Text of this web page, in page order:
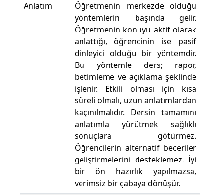
Anlatım
Öğretmenin merkezde olduğu
yöntemlerin başında gelir.
Öğretmenin konuyu aktif olarak
anlattığı, öğrencinin ise pasif
dinleyici olduğu bir yöntemdir.
Bu yöntemle ders; rapor,
betimleme ve açıklama şeklinde
işlenir. Etkili olması için kısa
süreli olmalı, uzun anlatımlardan
kaçınılmalıdır. Dersin tamamını
anlatımla yürütmek sağlıklı
sonuçlara götürmez.
Öğrencilerin alternatif beceriler
geliştirmelerini desteklemez. İyi
bir ön hazırlık yapılmazsa,
verimsiz bir çabaya dönüşür.